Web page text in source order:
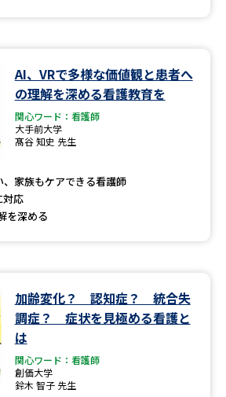
AI、VRで多様な価値観と患者へ
の理解を深める看護教育を
関心ワード：看護師
大手前大学
髙谷 知史 先生
、家族もケアできる看護師
対応
を深める
加齢変化？ 認知症？ 統合失
調症？ 症状を見極める看護と
は
関心ワード：看護師
創価大学
鈴木 智子 先生